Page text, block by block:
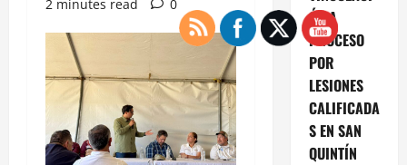
2 minutes read
0
ÓN A
PROCESO
POR
LESIONES
CALIFICADA
S EN SAN
QUINTÍN